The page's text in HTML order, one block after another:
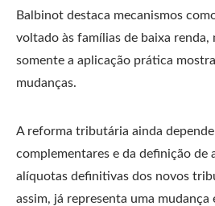
Balbinot destaca mecanismos
voltado às famílias de baixa renda,
somente a aplicação prática
mudanças.
A reforma tributária ainda
complementares e da definição de
alíquotas definitivas dos novos
assim, já representa uma